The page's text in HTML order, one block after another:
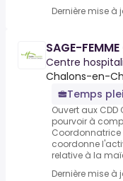
Dernière mise à
SAGE-
Centre
Chalons-en-
Temps
Ouvert aux
pourvoir à
coordonne
relative à la
Dernière mise à